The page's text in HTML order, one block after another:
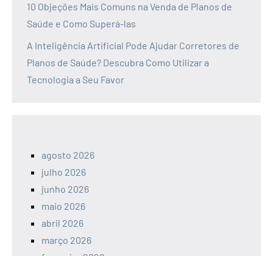
10 Objeções Mais Comuns na Venda de Planos de
Saúde e Como Superá-las
A Inteligência Artificial Pode Ajudar Corretores de
Planos de Saúde? Descubra Como Utilizar a
Tecnologia a Seu Favor
agosto 2026
julho 2026
junho 2026
maio 2026
abril 2026
março 2026